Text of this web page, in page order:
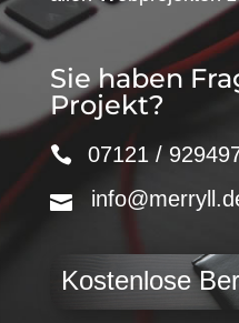
Sie haben
Projekt?
07121 /
Kostenlose